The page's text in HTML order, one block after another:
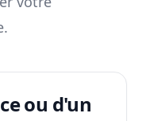
ou d'un